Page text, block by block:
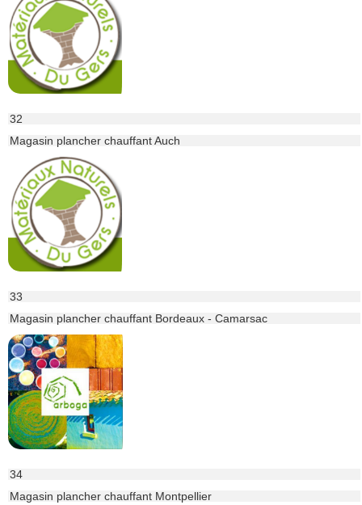
32
Magasin plancher chauffant Auch
33
Magasin plancher chauffant Bordeaux - Camarsac
34
Magasin plancher chauffant Montpellier